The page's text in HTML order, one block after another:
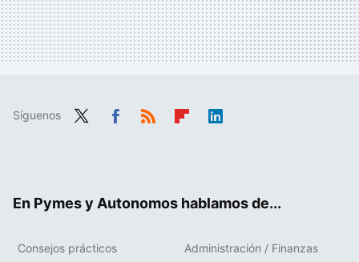
Síguenos
En Pymes y Autonomos hablamos de...
Consejos prácticos Administración / Finanzas